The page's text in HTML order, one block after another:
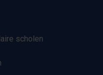
scholen